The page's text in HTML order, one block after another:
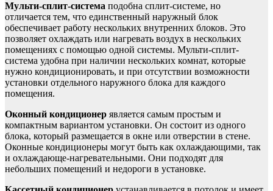
Мульти-сплит-система подобна сплит-системе, но
отличается тем, что единственный наружный блок
обеспечивает работу нескольких внутренних блоков. Это
позволяет охлаждать или нагревать воздух в нескольких
помещениях с помощью одной системы. Мульти-сплит-
система удобна при наличии нескольких комнат, которые
нужно кондиционировать, и при отсутствии возможности
установки отдельного наружного блока для каждого
помещения.
Оконный кондиционер является самым простым и
компактным вариантом установки. Он состоит из одного
блока, который размещается в окне или отверстии в стене.
Оконные кондиционеры могут быть как охлаждающими, так
и охлаждающе-нагревательными. Они подходят для
небольших помещений и недороги в установке.